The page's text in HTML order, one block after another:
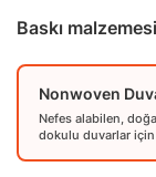
Baskı
Nonwoven
Nefes alabilen,
dokulu duvarlar